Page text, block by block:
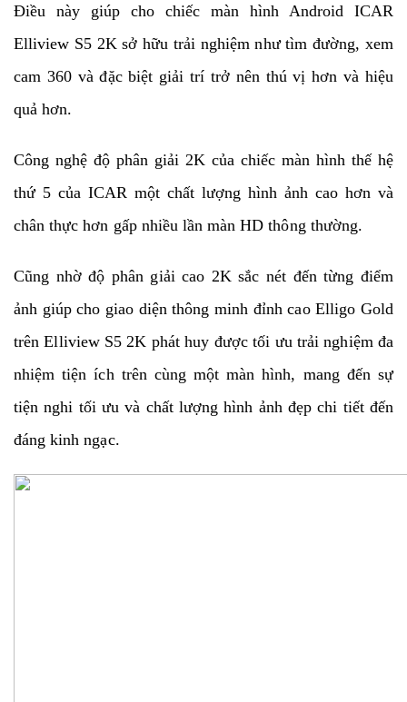
Điều này giúp cho chiếc màn hình Android ICAR
Elliview S5 2K sở hữu trải nghiệm như tìm đường, xem
cam 360 và đặc biệt giải trí trở nên thú vị hơn và hiệu
quả hơn.
Công nghệ độ phân giải 2K của chiếc màn hình thế hệ
thứ 5 của ICAR một chất lượng hình ảnh cao hơn và
chân thực hơn gấp nhiều lần màn HD thông thường.
Cũng nhờ độ phân giải cao 2K sắc nét đến từng điểm
ảnh giúp cho giao diện thông minh đỉnh cao Elligo Gold
trên Elliview S5 2K phát huy được tối ưu trải nghiệm đa
nhiệm tiện ích trên cùng một màn hình, mang đến sự
tiện nghi tối ưu và chất lượng hình ảnh đẹp chi tiết đến
đáng kinh ngạc.